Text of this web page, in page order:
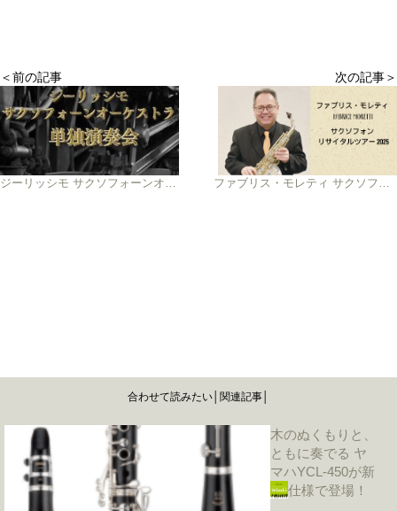
＜前の記事
ジーリッシモ サクソフォーンオーケストラ 単独演奏会
次の記事＞
ファブリス・モレティ サクソフォン リサイタルツアー 2025
合わせて読みたい│関連記事│
木のぬくもりと、
ともに奏でる ヤ
マハYCL-450が新
仕様で登場！